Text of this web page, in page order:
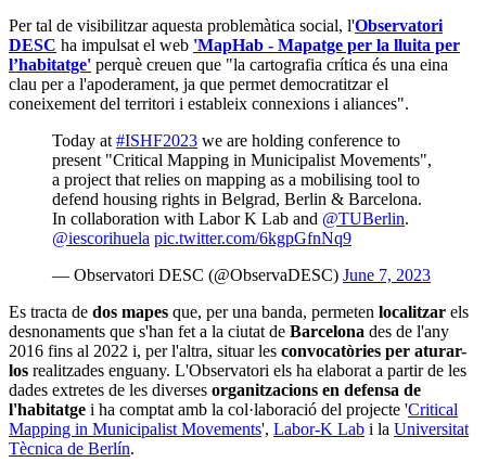
Per tal de visibilitzar aquesta problemàtica social, l'Observatori
DESC ha impulsat el web 'MapHab - Mapatge per la lluita per
l’habitatge' perquè creuen que "la cartografia crítica és una eina
clau per a l'apoderament, ja que permet democratitzar el
coneixement del territori i estableix connexions i aliances".
Today at#ISHF2023 we are holding conference to
present "Critical Mapping in Municipalist Movements",
a project that relies on mapping as a mobilising tool to
defend housing rights in Belgrad, Berlin & Barcelona.
In collaboration with Labor K Lab and @TUBerlin.
@iescorihuela pic.twitter.com/6kgpGfnNq9
— Observatori DESC (@ObservaDESC) June 7, 2023
Es tracta de dos mapes que, per una banda, permeten localitzar els
desnonaments que s'han fet a la ciutat de Barcelona des de l'any
2016 fins al 2022 i, per l'altra, situar les convocatòries per aturar-
los realitzades enguany. L'Observatori els ha elaborat a partir de les
dades extretes de les diverses organitzacions en defensa de
l'habitatge i ha comptat amb la col·laboració del projecte 'Critical
Mapping in Municipalist Movements', Labor-K Lab i la Universitat
Tècnica de Berlín.